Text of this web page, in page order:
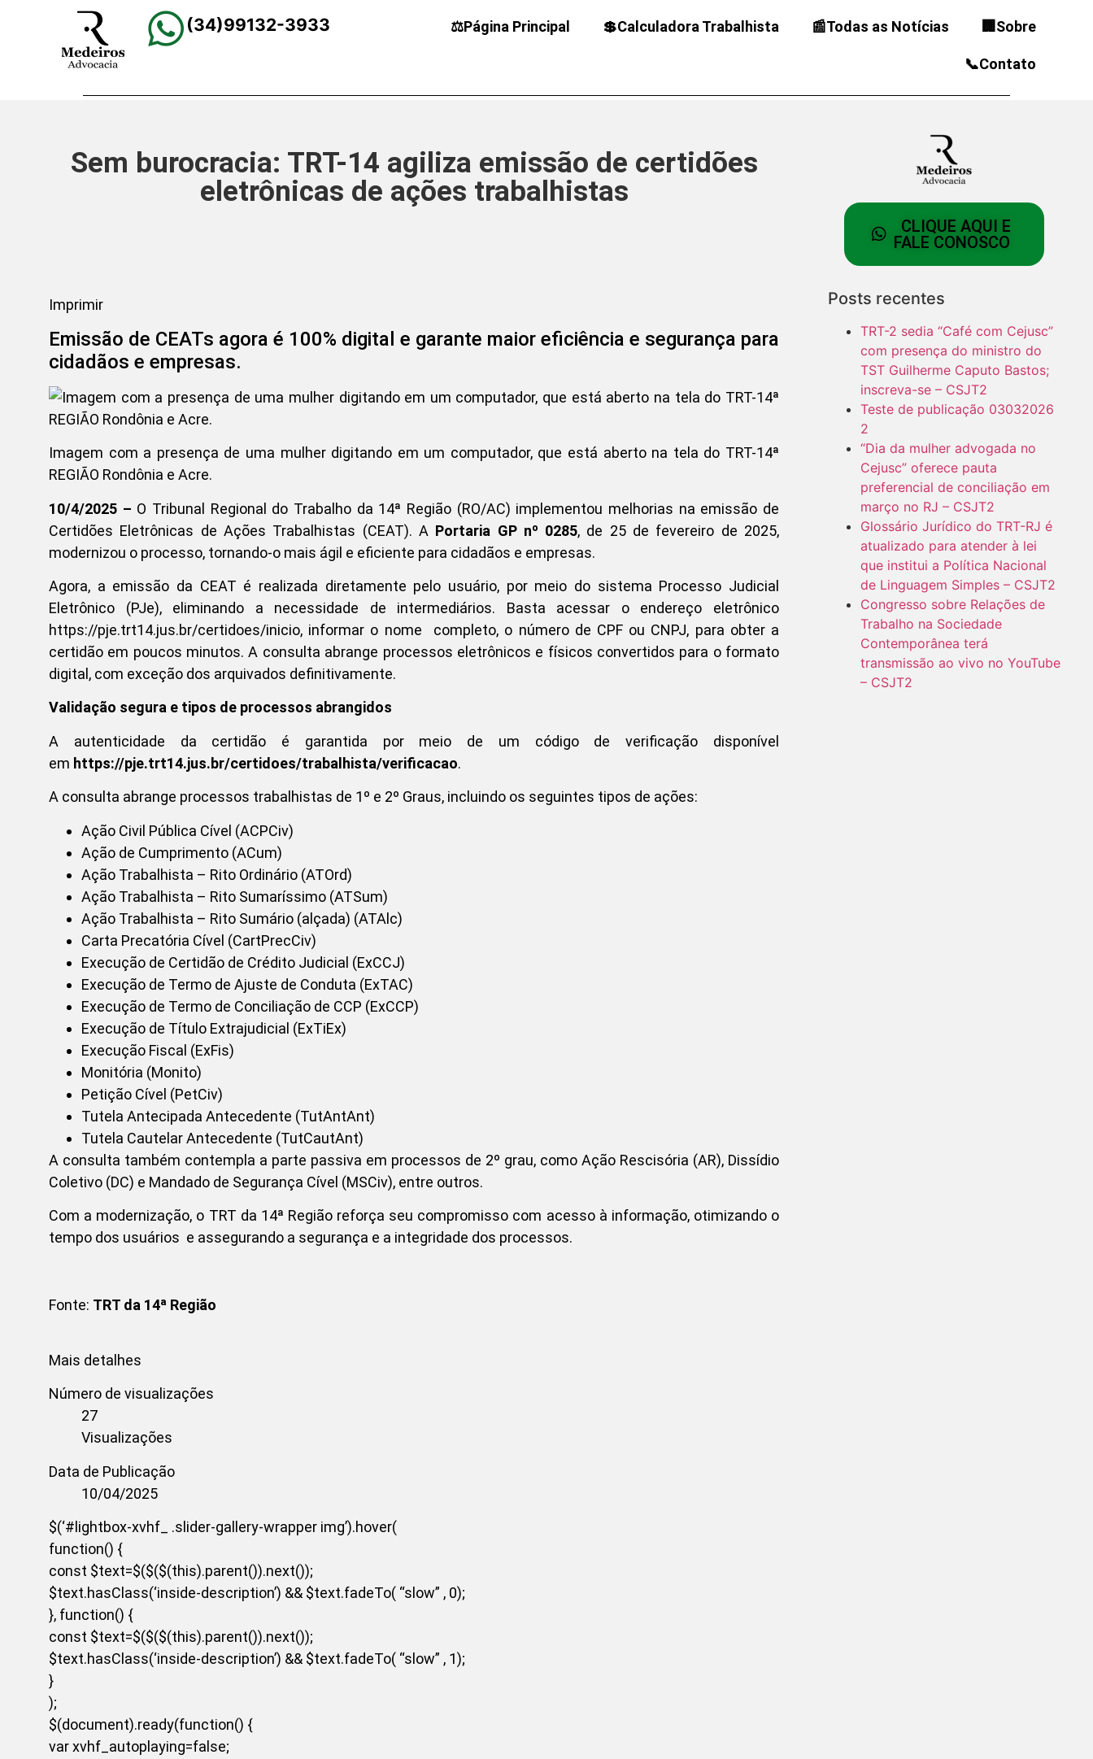
(34)99132-3933 ⚖️Página Principal 💲Calculadora Trabalhista 📰Todas as Notícias 🏢Sobre
📞Contato
Sem burocracia: TRT-14 agiliza emissão de certidões
eletrônicas de ações trabalhistas
Imprimir
Emissão de CEATs agora é 100% digital e garante maior eficiência e segurança para
cidadãos e empresas.
Imagem com a presença de uma mulher digitando em um computador, que está aberto na tela do TRT-14ª
REGIÃO Rondônia e Acre.
10/4/2025 – O Tribunal Regional do Trabalho da 14ª Região (RO/AC) implementou melhorias na emissão de
Certidões Eletrônicas de Ações Trabalhistas (CEAT). A Portaria GP nº 0285, de 25 de fevereiro de 2025,
modernizou o processo, tornando-o mais ágil e eficiente para cidadãos e empresas.
Agora, a emissão da CEAT é realizada diretamente pelo usuário, por meio do sistema Processo Judicial
Eletrônico (PJe), eliminando a necessidade de intermediários. Basta acessar o endereço eletrônico
https://pje.trt14.jus.br/certidoes/inicio, informar o nome completo, o número de CPF ou CNPJ, para obter a
certidão em poucos minutos. A consulta abrange processos eletrônicos e físicos convertidos para o formato
digital, com exceção dos arquivados definitivamente.
Validação segura e tipos de processos abrangidos
A autenticidade da certidão é garantida por meio de um código de verificação disponível
em https://pje.trt14.jus.br/certidoes/trabalhista/verificacao.
A consulta abrange processos trabalhistas de 1º e 2º Graus, incluindo os seguintes tipos de ações:
Ação Civil Pública Cível (ACPCiv)
Ação de Cumprimento (ACum)
Ação Trabalhista – Rito Ordinário (ATOrd)
Ação Trabalhista – Rito Sumaríssimo (ATSum)
Ação Trabalhista – Rito Sumário (alçada) (ATAlc)
Carta Precatória Cível (CartPrecCiv)
Execução de Certidão de Crédito Judicial (ExCCJ)
Execução de Termo de Ajuste de Conduta (ExTAC)
Execução de Termo de Conciliação de CCP (ExCCP)
Execução de Título Extrajudicial (ExTiEx)
Execução Fiscal (ExFis)
Monitória (Monito)
Petição Cível (PetCiv)
Tutela Antecipada Antecedente (TutAntAnt)
Tutela Cautelar Antecedente (TutCautAnt)
A consulta também contempla a parte passiva em processos de 2º grau, como Ação Rescisória (AR), Dissídio
Coletivo (DC) e Mandado de Segurança Cível (MSCiv), entre outros.
Com a modernização, o TRT da 14ª Região reforça seu compromisso com acesso à informação, otimizando o
tempo dos usuários e assegurando a segurança e a integridade dos processos.
Fonte: TRT da 14ª Região
Mais detalhes
Número de visualizações
27
Visualizações
Data de Publicação
10/04/2025
$(‘#lightbox-xvhf_ .slider-gallery-wrapper img’).hover(
function() {
const $text=$($($(this).parent()).next());
$text.hasClass(‘inside-description’) && $text.fadeTo( “slow” , 0);
}, function() {
const $text=$($($(this).parent()).next());
$text.hasClass(‘inside-description’) && $text.fadeTo( “slow” , 1);
}
);
$(document).ready(function() {
var xvhf_autoplaying=false;
CLIQUE AQUI E
FALE CONOSCO
Posts recentes
TRT-2 sedia “Café com Cejusc”
com presença do ministro do
TST Guilherme Caputo Bastos;
inscreva-se – CSJT2
Teste de publicação 03032026
2
“Dia da mulher advogada no
Cejusc” oferece pauta
preferencial de conciliação em
março no RJ – CSJT2
Glossário Jurídico do TRT-RJ é
atualizado para atender à lei
que institui a Política Nacional
de Linguagem Simples – CSJT2
Congresso sobre Relações de
Trabalho na Sociedade
Contemporânea terá
transmissão ao vivo no YouTube
– CSJT2